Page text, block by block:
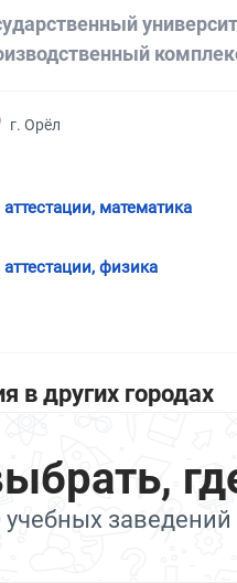
г. Орёл
математика
физика
в других городах
учебных